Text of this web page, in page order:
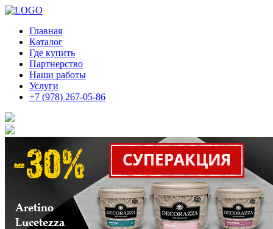
Главная
Каталог
Где купить
Партнерство
Наши работы
Услуги
+7 (978) 267-05-86